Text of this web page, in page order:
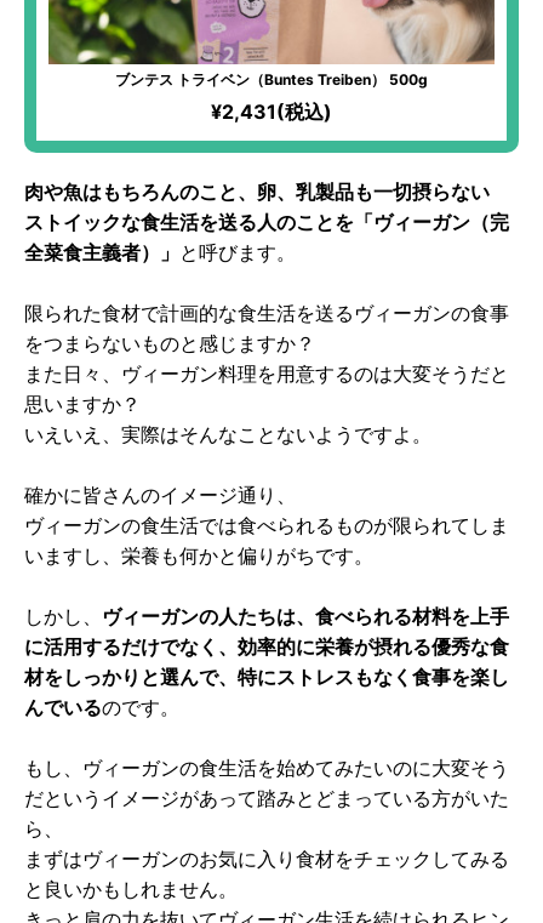
ブンテス トライベン（Buntes Treiben） 500g
¥2,431(税込)
肉や魚はもちろんのこと、卵、乳製品も一切摂らない
ストイックな食生活を送る人のことを「ヴィーガン（完
全菜食主義者）」 と呼びます。
限られた食材で計画的な食生活を送るヴィーガンの食事
をつまらないものと感じますか？
また日々、ヴィーガン料理を用意するのは大変そうだと
思いますか？
いえいえ、実際はそんなことないようですよ。
確かに皆さんのイメージ通り、
ヴィーガンの食生活では食べられるものが限られてしま
いますし、栄養も何かと偏りがちです。
しかし、 ヴィーガンの人たちは、食べられる材料を上手
に活用するだけでなく、効率的に栄養が摂れる優秀な食
材をしっかりと選んで、特にストレスもなく食事を楽し
んでいるのです。
もし、ヴィーガンの食生活を始めてみたいのに大変そう
だというイメージがあって踏みとどまっている方がいた
ら、
まずはヴィーガンのお気に入り食材をチェックしてみる
と良いかもしれません。